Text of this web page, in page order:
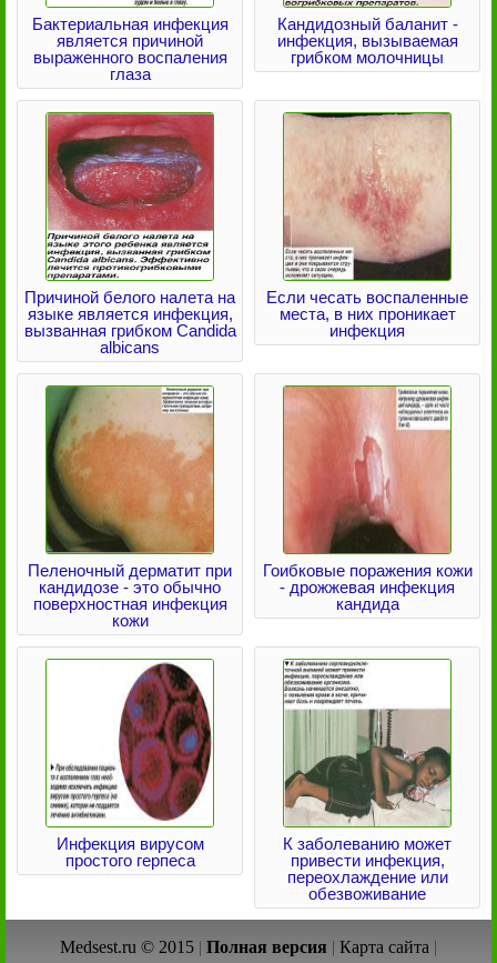
Бактериальная инфекция
является причиной
выраженного воспаления
глаза
Кандидозный баланит -
инфекция, вызываемая
грибком молочницы
Причиной белого налета на
языке является инфекция,
вызванная грибком Candida
albicans
Если чесать воспаленные
места, в них проникает
инфекция
Пеленочный дерматит при
кандидозе - это обычно
поверхностная инфекция
кожи
Гоибковые поражения кожи
- дрожжевая инфекция
кандида
Инфекция вирусом
простого герпеса
К заболеванию может
привести инфекция,
переохлаждение или
обезвоживание
Medsest.ru © 2015 | Полная версия | Карта сайта |